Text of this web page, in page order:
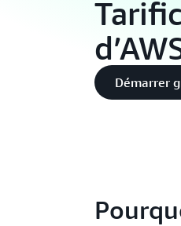
Démarrer